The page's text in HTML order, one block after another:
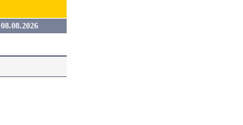
08.08.2026